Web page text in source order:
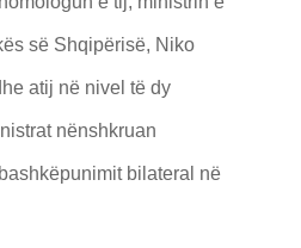
së Shqipërisë, Niko
atij në nivel të dy
nënshkruan
bilateral në